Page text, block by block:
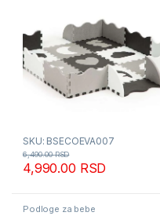
SKU: BSECOEVA007
4,990.00 RSD
6,490.00RSD
Podloge za bebe